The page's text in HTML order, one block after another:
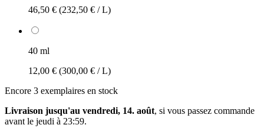
46,50 € (232,50 € / L)
40 ml
12,00 € (300,00 € / L)
Encore 3 exemplaires en stock
Livraison jusqu'au vendredi, 14. août, si vous passez commande
avant le jeudi à 23:59.